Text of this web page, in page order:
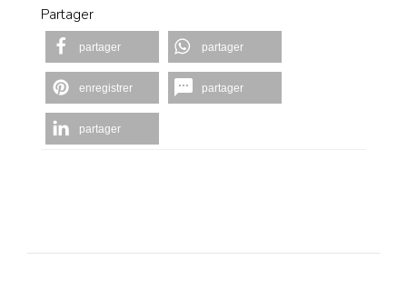
Partager
partager partager
enregistrer partager
partager